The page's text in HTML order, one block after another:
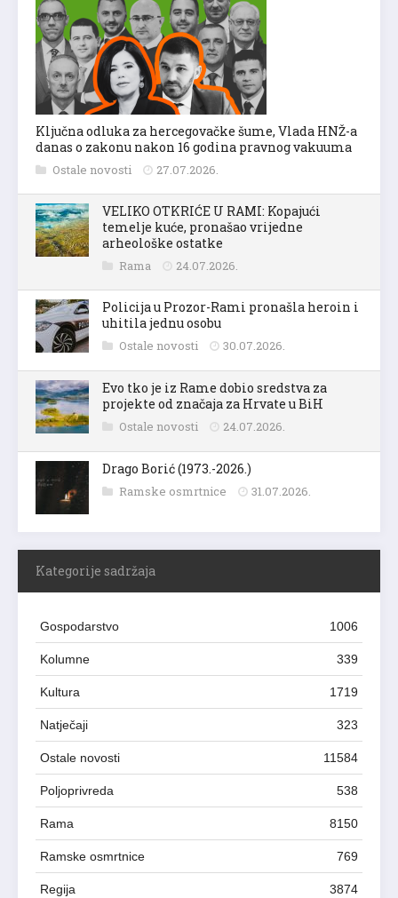
Ključna odluka za hercegovačke šume, Vlada HNŽ-a
danas o zakonu nakon 16 godina pravnog vakuuma
Ostale novosti 27.07.2026.
VELIKO OTKRIĆE U RAMI: Kopajući
temelje kuće, pronašao vrijedne
arheološke ostatke
Rama 24.07.2026.
Policija u Prozor-Rami pronašla heroin i
uhitila jednu osobu
Ostale novosti 30.07.2026.
Evo tko je iz Rame dobio sredstva za
projekte od značaja za Hrvate u BiH
Ostale novosti 24.07.2026.
Drago Borić (1973.-2026.)
Ramske osmrtnice 31.07.2026.
Kategorije sadržaja
Gospodarstvo 1006
Kolumne 339
Kultura 1719
Natječaji 323
Ostale novosti 11584
Poljoprivreda 538
Rama 8150
Ramske osmrtnice 769
Regija 3874